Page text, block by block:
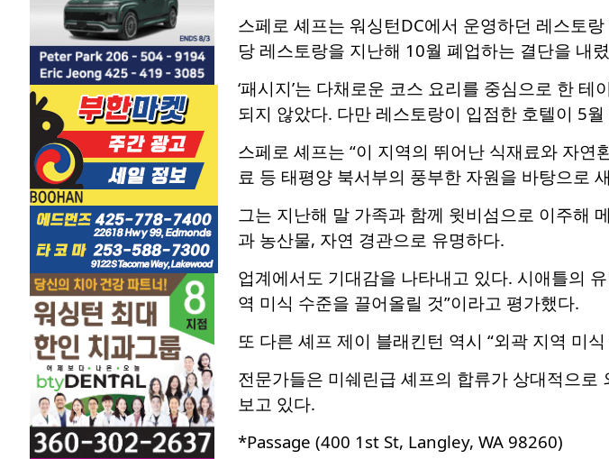
스페로 셰프는 워싱턴DC에서 운영하던 레스토
당 레스토랑을 지난해 10월 폐업하는 결단을 내
‘패시지’는 다채로운 코스 요리를 중심으로 한
되지 않았다. 다만 레스토랑이 입점한 호텔이 5
스페로 셰프는 “이 지역의 뛰어난 식재료와 자연
료 등 태평양 북서부의 풍부한 자원을 바탕으로
그는 지난해 말 가족과 함께 윗비섬으로 이주해
과 농산물, 자연 경관으로 유명하다.
업계에서도 기대감을 나타내고 있다. 시애틀의
역 미식 수준을 끌어올릴 것”이라고 평가했다.
또 다른 셰프 제이 블래킨턴 역시 “외곽 지역 미
전문가들은 미쉐린급 셰프의 합류가 상대적으
보고 있다.
*Passage (400 1st St, Langley, WA 98260)